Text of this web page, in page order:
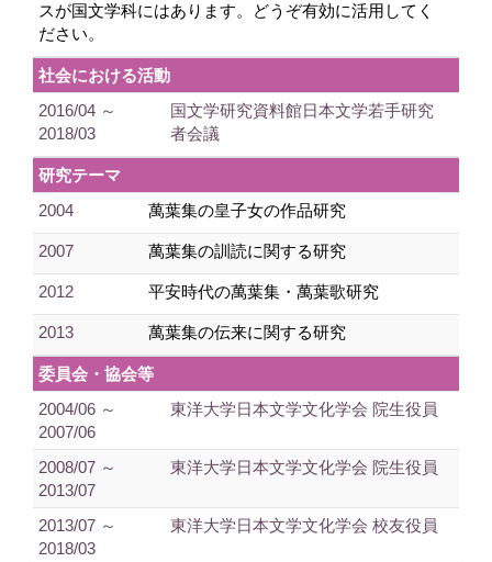
スが国文学科にはあります。どうぞ有効に活用してく
ださい。
社会における活動
2016/04 ～
2018/03
国文学研究資料館日本文学若手研究
者会議
研究テーマ
2004
萬葉集の皇子女の作品研究
2007 萬葉集の訓読に関する研究
2012 平安時代の萬葉集・萬葉歌研究
2013 萬葉集の伝来に関する研究
委員会・協会等
2004/06 ～
2007/06
東洋大学日本文学文化学会 院生役員
2008/07 ～
2013/07
東洋大学日本文学文化学会 院生役員
2013/07 ～
2018/03
東洋大学日本文学文化学会 校友役員